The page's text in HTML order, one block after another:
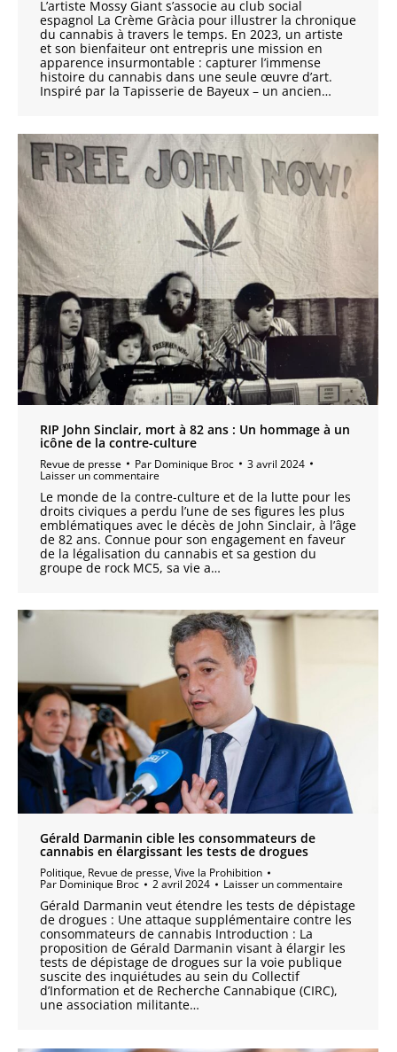
L’artiste Mossy Giant s’associe au club social
espagnol La Crème Gràcia pour illustrer la chronique
du cannabis à travers le temps. En 2023, un artiste
et son bienfaiteur ont entrepris une mission en
apparence insurmontable : capturer l’immense
histoire du cannabis dans une seule œuvre d’art.
Inspiré par la Tapisserie de Bayeux – un ancien…
RIP John Sinclair, mort à 82 ans : Un hommage à un
icône de la contre-culture
Revue de presse Par Dominique Broc 3 avril 2024
Laisser un commentaire
Le monde de la contre-culture et de la lutte pour les
droits civiques a perdu l’une de ses figures les plus
emblématiques avec le décès de John Sinclair, à l’âge
de 82 ans. Connue pour son engagement en faveur
de la légalisation du cannabis et sa gestion du
groupe de rock MC5, sa vie a…
Gérald Darmanin cible les consommateurs de
cannabis en élargissant les tests de drogues
Politique, Revue de presse,Vive la Prohibition
Par Dominique Broc 2 avril 2024 Laisser un commentaire
Gérald Darmanin veut étendre les tests de dépistage
de drogues : Une attaque supplémentaire contre les
consommateurs de cannabis Introduction : La
proposition de Gérald Darmanin visant à élargir les
tests de dépistage de drogues sur la voie publique
suscite des inquiétudes au sein du Collectif
d’Information et de Recherche Cannabique (CIRC),
une association militante…